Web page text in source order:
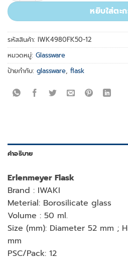
หยิบใส่ตะก
รหัสสินค้า: IWK4980FK50-12
หมวดหมู่: Glassware
ป้ายกำกับ: glassware, flask
คำอธิบาย
Erlenmeyer Flask
Brand : IWAKI
Meterial: Borosilicate glass
Volume : 50 ml.
Size (mm): Diameter 52 mm ;
mm
PSC/Pack: 12